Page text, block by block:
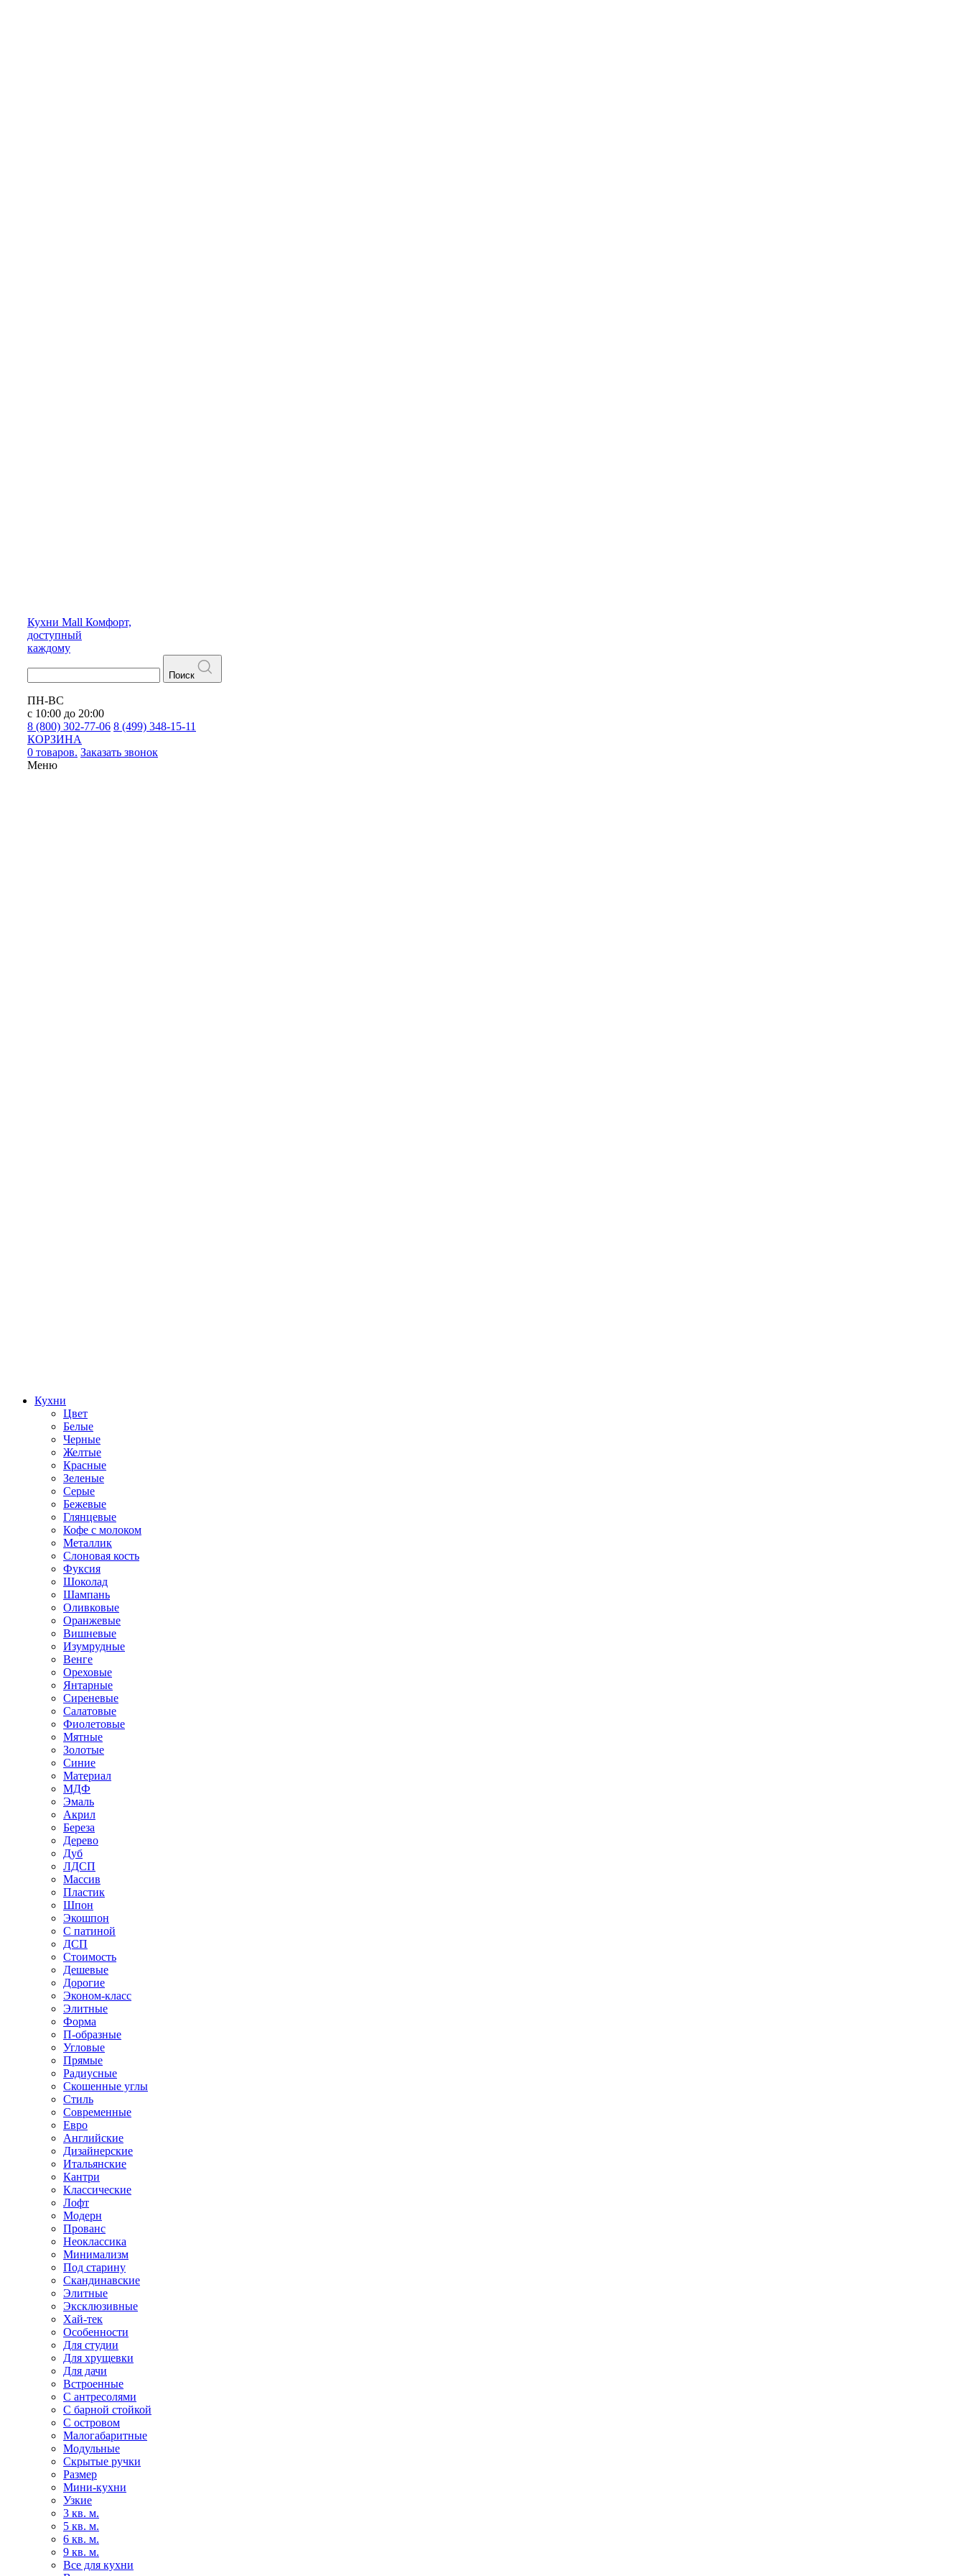
Кухни Mall Комфорт,
доступный
каждому
Поиск
ПН-ВС
с 10:00 до 20:00
8 (800) 302-77-06 8 (499) 348-15-11
КОРЗИНА
0 товаров. Заказать звонок
Меню
Кухни
Цвет
Белые
Черные
Желтые
Красные
Зеленые
Серые
Бежевые
Глянцевые
Кофе с молоком
Металлик
Слоновая кость
Фуксия
Шоколад
Шампань
Оливковые
Оранжевые
Вишневые
Изумрудные
Венге
Ореховые
Янтарные
Сиреневые
Салатовые
Фиолетовые
Мятные
Золотые
Синие
Материал
МДФ
Эмаль
Акрил
Береза
Дерево
Дуб
ЛДСП
Массив
Пластик
Шпон
Экошпон
С патиной
ДСП
Стоимость
Дешевые
Дорогие
Эконом-класс
Элитные
Форма
П-образные
Угловые
Прямые
Радиусные
Скошенные углы
Стиль
Современные
Евро
Английские
Дизайнерские
Итальянские
Кантри
Классические
Лофт
Модерн
Прованс
Неоклассика
Минимализм
Под старину
Скандинавские
Элитные
Эксклюзивные
Хай-тек
Особенности
Для студии
Для хрущевки
Для дачи
Встроенные
С антресолями
С барной стойкой
С островом
Малогабаритные
Модульные
Скрытые ручки
Размер
Мини-кухни
Узкие
3 кв. м.
5 кв. м.
6 кв. м.
9 кв. м.
Все для кухни